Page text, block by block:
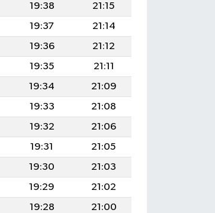
19:38
21:15
19:37
21:14
19:36
21:12
19:35
21:11
19:34
21:09
19:33
21:08
19:32
21:06
19:31
21:05
19:30
21:03
19:29
21:02
19:28
21:00